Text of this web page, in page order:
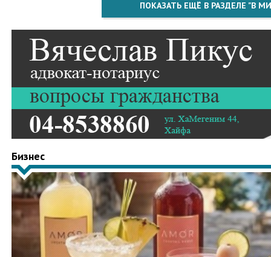
ПОКАЗАТЬ ЕЩЁ В РАЗДЕЛЕ "В
Бизнес